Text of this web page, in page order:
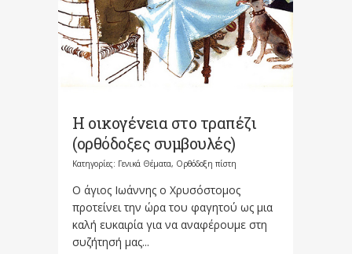
Η οικογένεια στο τραπέζι
(ορθόδοξες συμβουλές)
Κατηγορίες: Γενικά Θέματα, Ορθόδοξη πίστη
Ο άγιος Ιωάννης ο Χρυσόστομος
προτείνει την ώρα του φαγητού ως μια
καλή ευκαιρία για να αναφέρουμε στη
συζήτησή μας...